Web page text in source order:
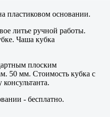
пластиковом основании.
литье ручной работы.
Чаша кубка
плоским
50 мм. Стоимость кубка с
- бесплатно.